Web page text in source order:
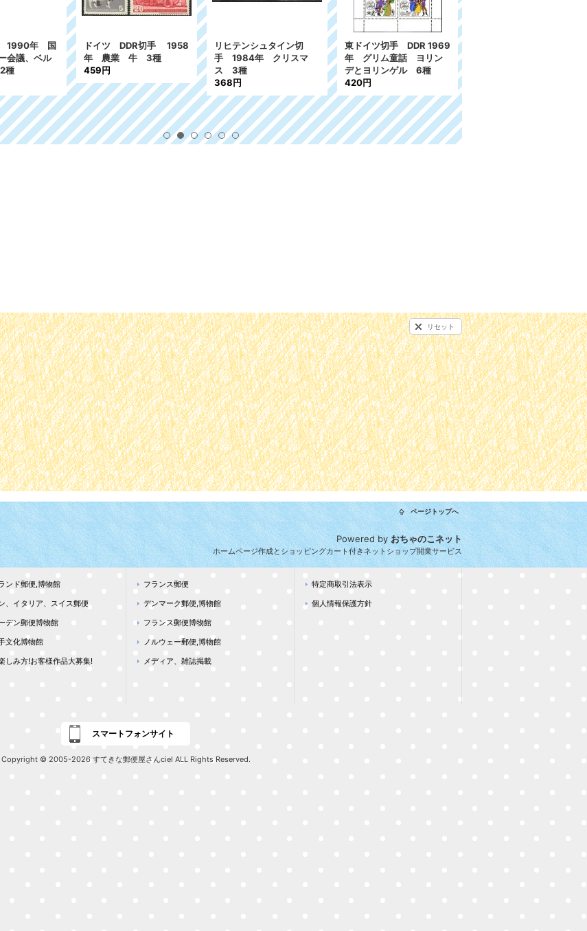
1990年 国
会議、ベル
種
ドイツ DDR切手 1958
年 農業 牛 3種
459円
リヒテンシュタイン切
手 1984年 クリスマ
ス 3種
368円
東ドイツ切手 DDR 1969
年 グリム童話 ヨリン
デとヨリンゲル 6種
420円
リセット
ページトップへ
Powered byおちゃのこネット
ホームページ作成とショッピングカート付きネットショップ開業サービス
ンド郵便,博物館
、イタリア、スイス郵便
デン郵便博物館
文化博物館
しみ方!お客様作品大募集!
フランス郵便
デンマーク郵便,博物館
フランス郵便博物館
ノルウェー郵便,博物館
メディア、雑誌掲載
特定商取引法表示
個人情報保護方針
スマートフォンサイト
Copyright © 2005-2026 すてきな郵便屋さんciel ALL Rights Reserved.